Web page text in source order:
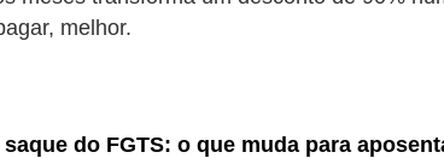
melhor.
do FGTS: o que muda para